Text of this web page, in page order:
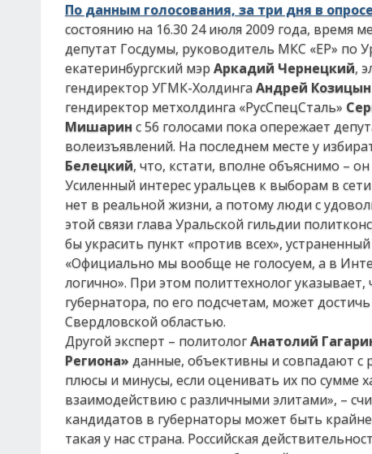
По данным голосования, за три дня в
состоянию на 16.30 24 июля 2009 года, время
депутат Госдумы, руководитель МКС «ЕР» по
екатеринбургский мэрАркадий Чернецкий,
гендиректор УГМК-ХолдингаАндрей Козицын
гендиректор метхолдинга «РусСпецСталь»
Мишарин с 56 голосами пока опережает
волеизъявлений. На последнем месте у
Белецкий, что, кстати, вполне объяснимо –
Усиленный интерес уральцев к выборам в
нет в реальной жизни, а потому люди с
этой связи глава Уральской гильдии
бы украсить пункт «против всех»,
«Официально мы вообще не голосуем, а в
логично». При этом политтехнолог
губернатора, по его подсчетам, может
Свердловской областью.
Другой эксперт – политологАнатолий
Региона» данные, объективны и совпадают с
плюсы и минусы, если оценивать их по сумме
взаимодействию с различными элитами», –
кандидатов в губернаторы может быть
такая у нас страна. Российская